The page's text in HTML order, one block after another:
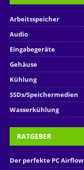
Arbeitsspeicher
Audio
Eingabegeräte
Gehäuse
Kühlung
SSDs/Speichermedien
Wasserkühlung
RATGEBER
Der perfekte PC Airflow